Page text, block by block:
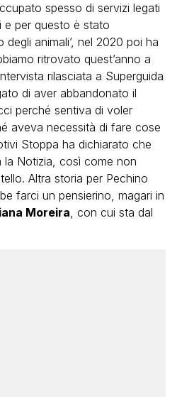
spesso di servizi legati
e per questo è stato
degli animali’, nel 2020 poi ha
ritrovato quest’anno a
rilasciata a Superguida
di aver abbandonato il
perché sentiva di voler
aveva necessità di fare cose
Stoppa ha dichiarato che
la Notizia, così come non
Altra storia per Pechino
farci un pensierino, magari in
Moreira, con cui sta dal